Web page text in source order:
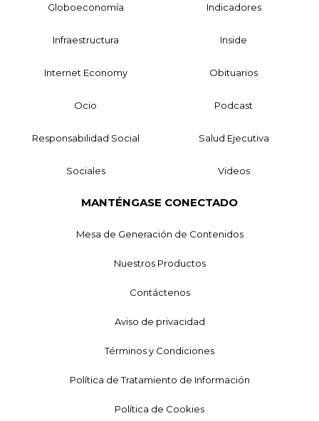
Globoeconomía Indicadores
Infraestructura Inside
Internet Economy Obituarios
Ocio Podcast
Responsabilidad Social Salud Ejecutiva
Sociales Videos
MANTÉNGASE CONECTADO
Mesa de Generación de Contenidos
Nuestros Productos
Contáctenos
Aviso de privacidad
Términos y Condiciones
Política de Tratamiento de Información
Política de Cookies